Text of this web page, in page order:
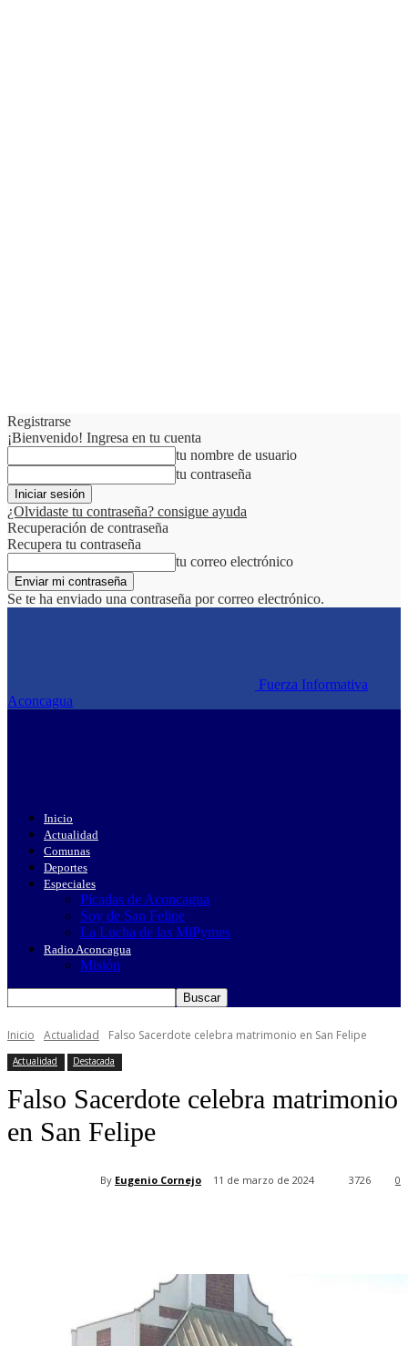
Registrarse
¡Bienvenido! Ingresa en tu cuenta
tu nombre de usuario
tu contraseña
¿Olvidaste tu contraseña? consigue ayuda
Recuperación de contraseña
Recupera tu contraseña
tu correo electrónico
Se te ha enviado una contraseña por correo electrónico.
Fuerza Informativa
Aconcagua
Inicio
Actualidad
Comunas
Deportes
Especiales
Picadas de Aconcagua
Soy de San Felipe
La Lucha de las MiPymes
Radio Aconcagua
Misión
Inicio Actualidad Falso Sacerdote celebra matrimonio en San Felipe
Actualidad Destacada
Falso Sacerdote celebra matrimonio
en San Felipe
By Eugenio Cornejo 11 de marzo de 2024 0
3726